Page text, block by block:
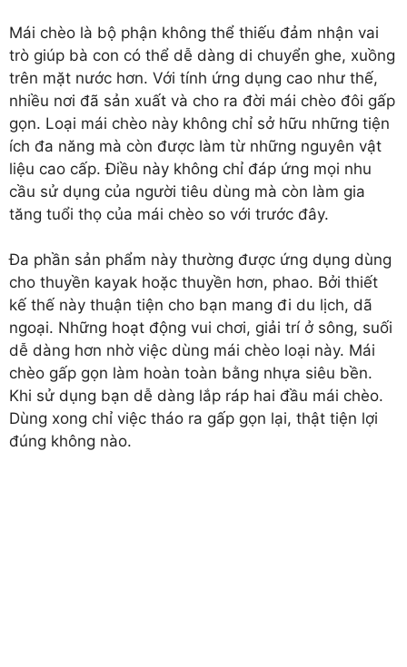
Mái chèo là bộ phận không thể thiếu đảm nhận vai
trò giúp bà con có thể dễ dàng di chuyển ghe, xuồng
trên mặt nước hơn. Với tính ứng dụng cao như thế,
nhiều nơi đã sản xuất và cho ra đời mái chèo đôi gấp
gọn. Loại mái chèo này không chỉ sở hữu những tiện
ích đa năng mà còn được làm từ những nguyên vật
liệu cao cấp. Điều này không chỉ đáp ứng mọi nhu
cầu sử dụng của người tiêu dùng mà còn làm gia
tăng tuổi thọ của mái chèo so với trước đây.
Đa phần sản phẩm này thường được ứng dụng dùng
cho thuyền kayak hoặc thuyền hơn, phao. Bởi thiết
kế thế này thuận tiện cho bạn mang đi du lịch, dã
ngoại. Những hoạt động vui chơi, giải trí ở sông, suối
dễ dàng hơn nhờ việc dùng mái chèo loại này. Mái
chèo gấp gọn làm hoàn toàn bằng nhựa siêu bền.
Khi sử dụng bạn dễ dàng lắp ráp hai đầu mái chèo.
Dùng xong chỉ việc tháo ra gấp gọn lại, thật tiện lợi
đúng không nào.